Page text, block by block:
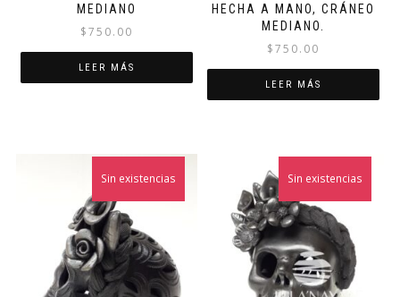
MEDIANO
$750.00
LEER MÁS
HECHA A MANO, CRÁNEO
MEDIANO.
$750.00
LEER MÁS
Sin existencias Sin existencias